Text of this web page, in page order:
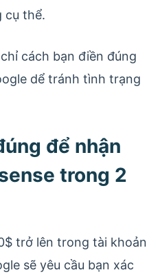
cụ thể.
cách bạn điền đúng
dể tránh tình trạng
để nhận
trong 2
trở lên trong tài khoản
sẽ yêu cầu bạn xác